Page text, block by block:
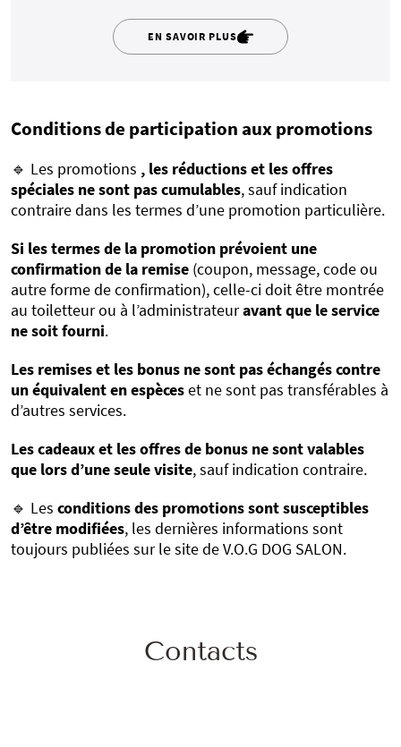
EN SAVOIR PLUS
Conditions de participation aux promotions
🔹 Les promotions , les réductions et les offres
spéciales ne sont pas cumulables, sauf indication
contraire dans les termes d’une promotion particulière.
Si les termes de la promotion prévoient une
confirmation de la remise (coupon, message, code ou
autre forme de confirmation), celle-ci doit être montrée
au toiletteur ou à l’administrateuravant que le service
ne soit fourni.
Les remises et les bonus ne sont pas échangés contre
un équivalent en espèceset ne sont pas transférables à
d’autres services.
Les cadeaux et les offres de bonus ne sont valables
que lors d’une seule visite, sauf indication contraire.
🔹 Les conditions des promotions sont susceptibles
d’être modifiées, les dernières informations sont
toujours publiées sur le site de V.O.G DOG SALON.
Contacts